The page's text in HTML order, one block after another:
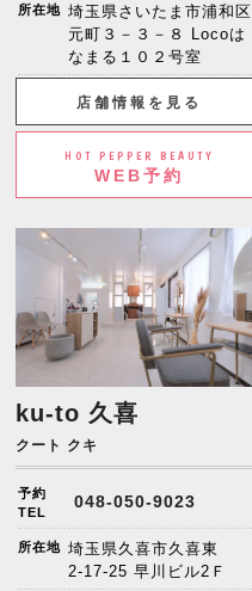
所在地 埼玉県さいたま市浦和区
元町３－３－８ Locoは
なまる１０２号室
店舗情報を見る
HOT PEPPER BEAUTY
WEB予約
ku-to 久喜
クート クキ
予約
TEL
048-050-9023
所在地 埼玉県久喜市久喜東
2-17-25 早川ビル2Ｆ